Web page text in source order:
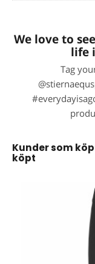
We love to
life
Tag
Kunder som
köpt